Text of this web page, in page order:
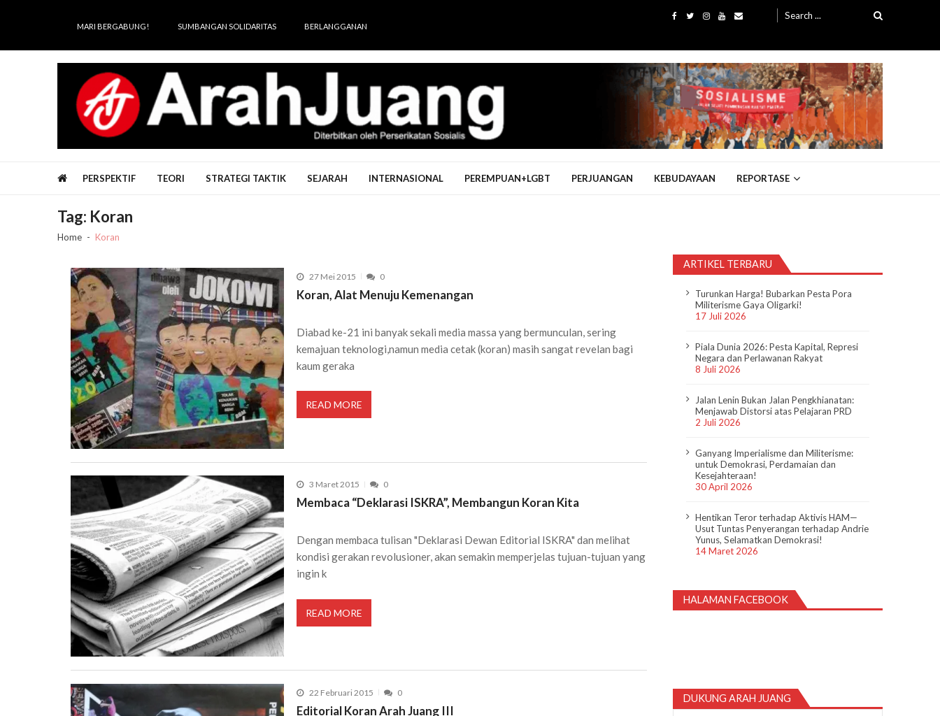
MARI BERGABUNG! SUMBANGAN SOLIDARITAS BERLANGGANAN
for:
PERSPEKTIF TEORI STRATEGI TAKTIK SEJARAH INTERNASIONAL PEREMPUAN+LGBT PERJUANGAN KEBUDAYAAN REPORTASE
Tag: Koran
Home Koran
27 Mei 2015 0
Koran, Alat Menuju Kemenangan
Diabad ke-21 ini banyak sekali media massa yang bermunculan, sering
kemajuan teknologi,namun media cetak (koran) masih sangat revelan bagi
kaum geraka
READ MORE
3 Maret 2015 0
Membaca “Deklarasi ISKRA”, Membangun Koran Kita
Dengan membaca tulisan "Deklarasi Dewan Editorial ISKRA" dan melihat
kondisi gerakan revolusioner, akan semakin memperjelas tujuan-tujuan yang
ingin k
READ MORE
22 Februari 2015 0
Editorial Koran Arah Juang III
ARTIKEL TERBARU
Turunkan Harga! Bubarkan Pesta Pora
Militerisme Gaya Oligarki!
17 Juli 2026
Piala Dunia 2026: Pesta Kapital, Represi
Negara dan Perlawanan Rakyat
8 Juli 2026
Jalan Lenin Bukan Jalan Pengkhianatan:
Menjawab Distorsi atas Pelajaran PRD
2 Juli 2026
Ganyang Imperialisme dan Militerisme:
untuk Demokrasi, Perdamaian dan
Kesejahteraan!
30 April 2026
Hentikan Teror terhadap Aktivis HAM—
Usut Tuntas Penyerangan terhadap Andrie
Yunus, Selamatkan Demokrasi!
14 Maret 2026
HALAMAN FACEBOOK
DUKUNG ARAH JUANG